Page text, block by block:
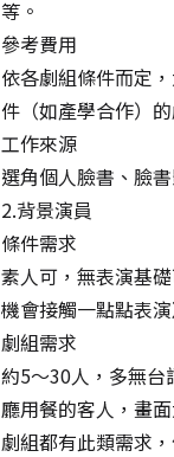
等。
參考費用
依各劇組條件而定
件（如產學合作）的
工作來源
選角個人臉書、臉
2.背景演員
條件需求
素人可，無表演基
機會接觸一點點表
劇組需求
約5～30人，多無
廳用餐的客人，畫
劇組都有此類需求